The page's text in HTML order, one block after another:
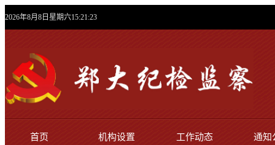
2026年8月8日星期六15:21:24
首页 机构设置 工作动态 通知